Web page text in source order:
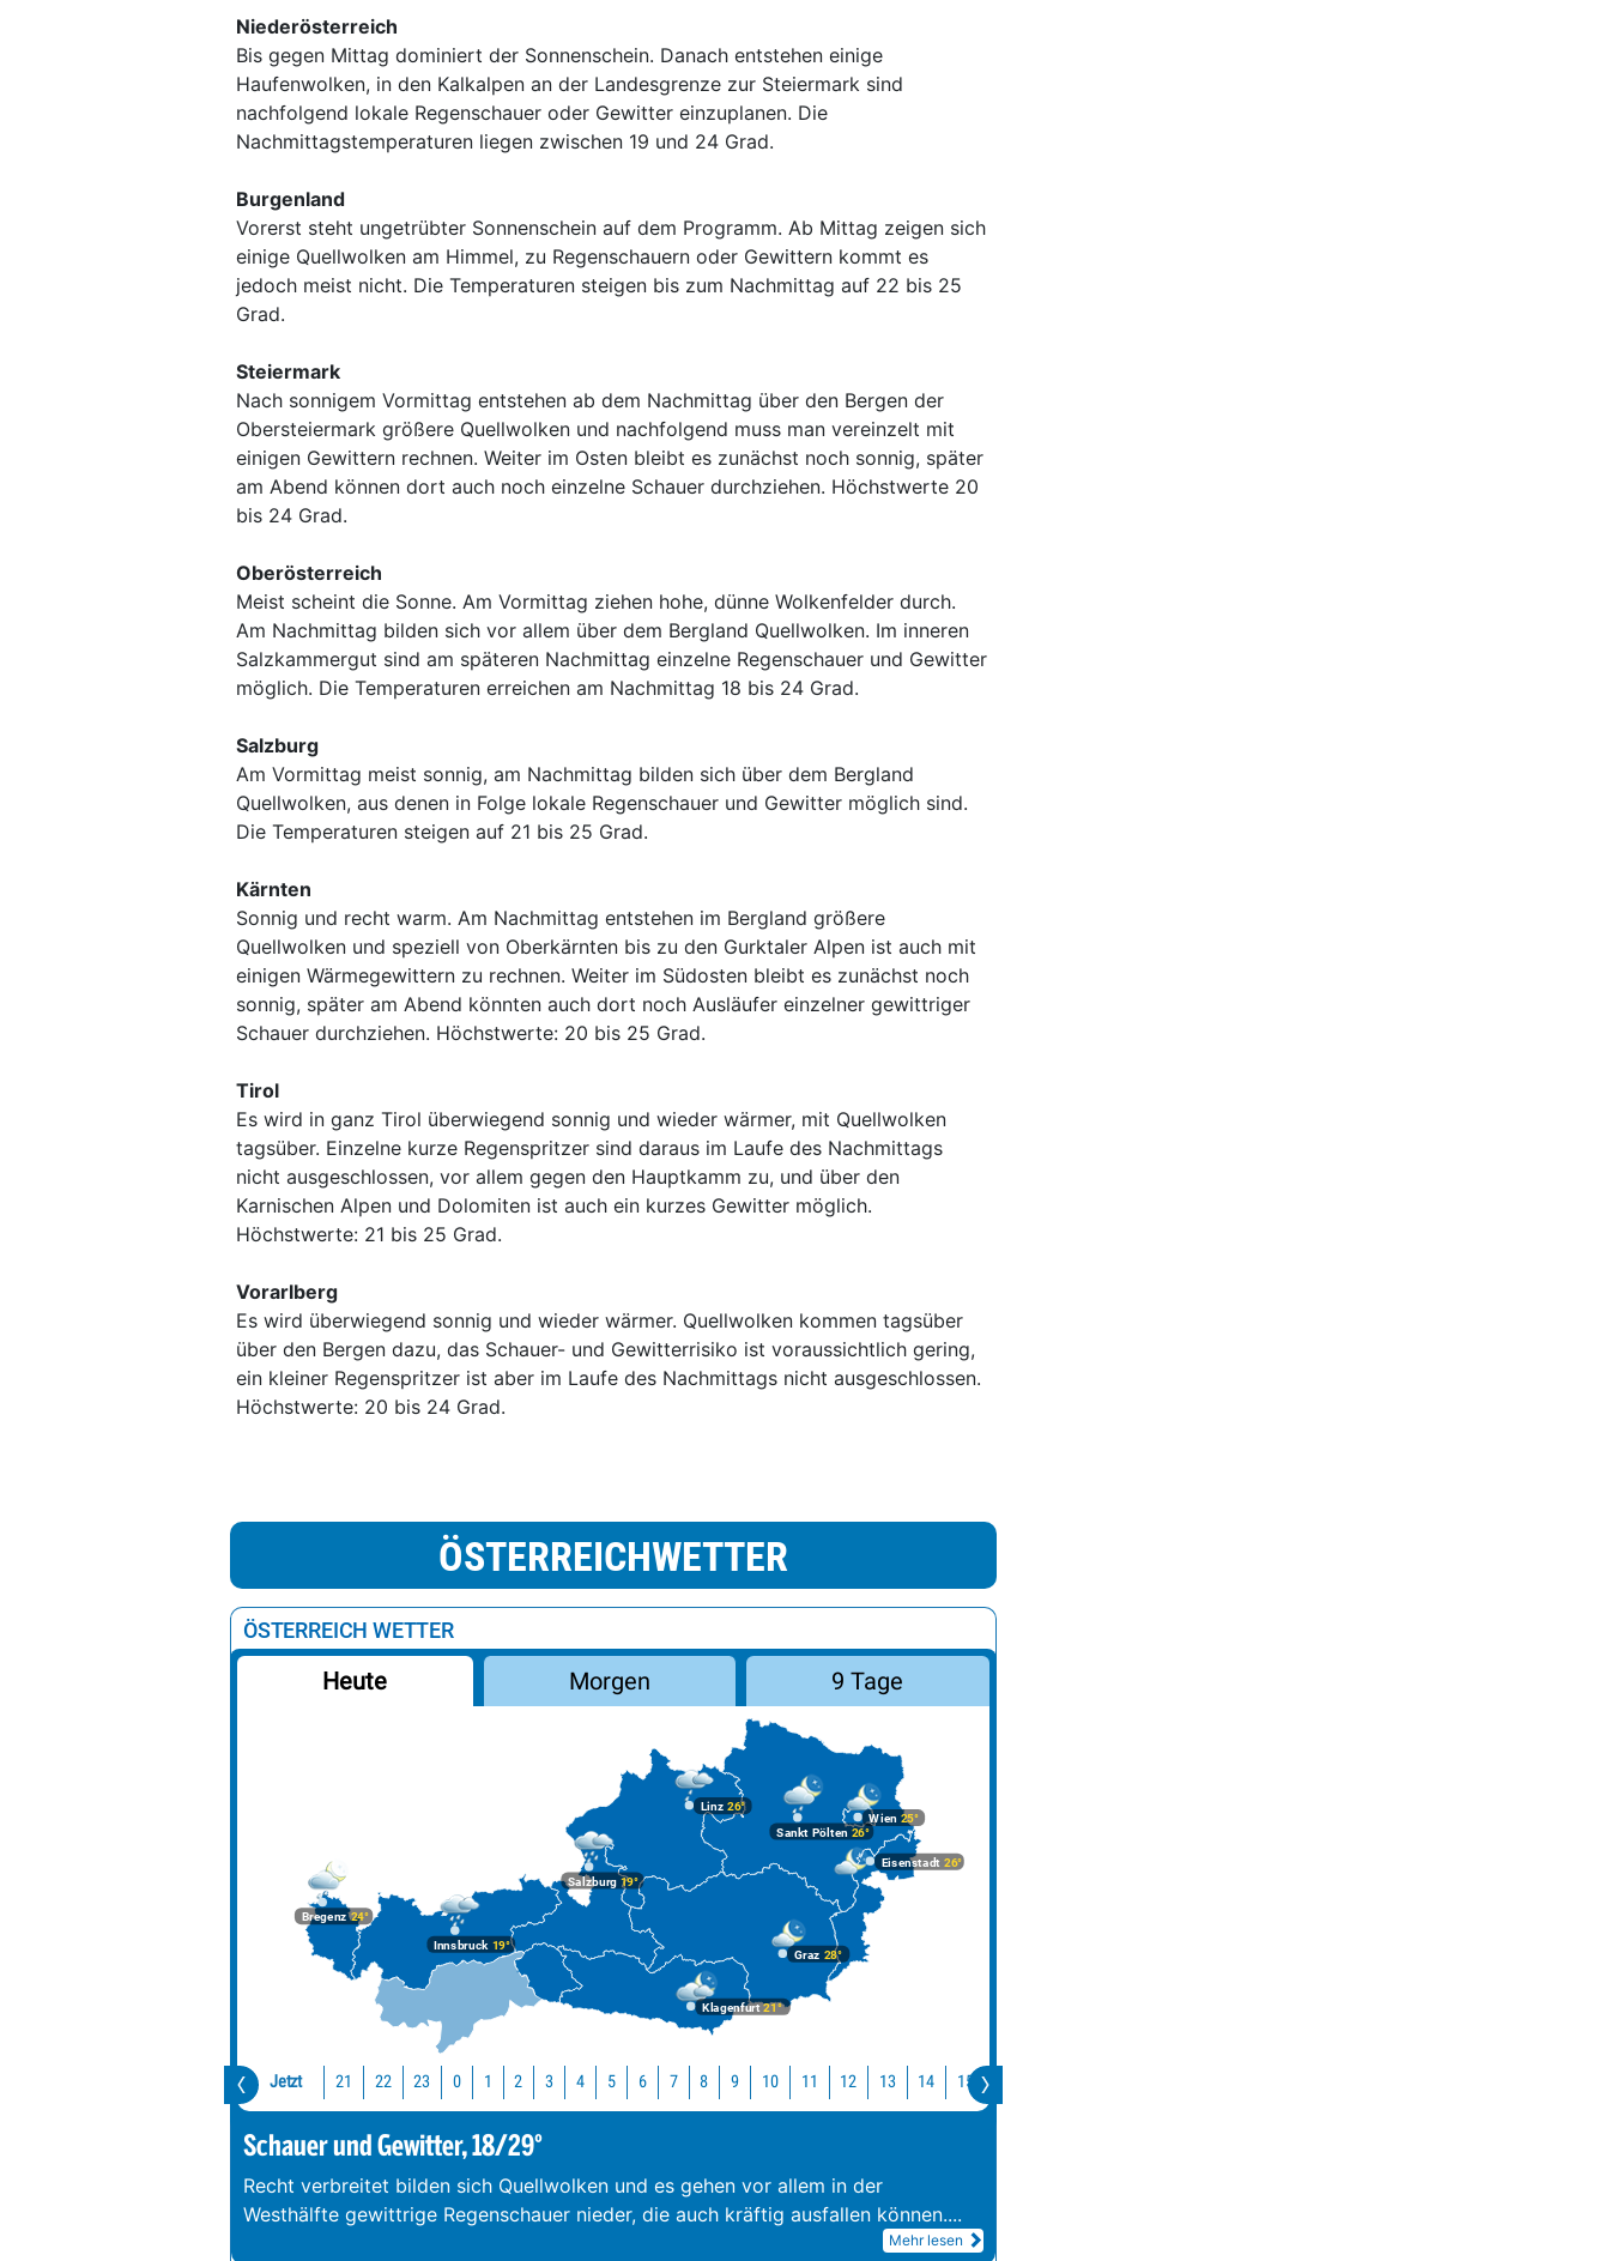
Niederösterreich
Bis gegen Mittag dominiert der Sonnenschein. Danach entstehen einige
Haufenwolken, in den Kalkalpen an der Landesgrenze zur Steiermark sind
nachfolgend lokale Regenschauer oder Gewitter einzuplanen. Die
Nachmittagstemperaturen liegen zwischen 19 und 24 Grad.
Burgenland
Vorerst steht ungetrübter Sonnenschein auf dem Programm. Ab Mittag zeigen sich
einige Quellwolken am Himmel, zu Regenschauern oder Gewittern kommt es
jedoch meist nicht. Die Temperaturen steigen bis zum Nachmittag auf 22 bis 25
Grad.
Steiermark
Nach sonnigem Vormittag entstehen ab dem Nachmittag über den Bergen der
Obersteiermark größere Quellwolken und nachfolgend muss man vereinzelt mit
einigen Gewittern rechnen. Weiter im Osten bleibt es zunächst noch sonnig, später
am Abend können dort auch noch einzelne Schauer durchziehen. Höchstwerte 20
bis 24 Grad.
Oberösterreich
Meist scheint die Sonne. Am Vormittag ziehen hohe, dünne Wolkenfelder durch.
Am Nachmittag bilden sich vor allem über dem Bergland Quellwolken. Im inneren
Salzkammergut sind am späteren Nachmittag einzelne Regenschauer und Gewitter
möglich. Die Temperaturen erreichen am Nachmittag 18 bis 24 Grad.
Salzburg
Am Vormittag meist sonnig, am Nachmittag bilden sich über dem Bergland
Quellwolken, aus denen in Folge lokale Regenschauer und Gewitter möglich sind.
Die Temperaturen steigen auf 21 bis 25 Grad.
Kärnten
Sonnig und recht warm. Am Nachmittag entstehen im Bergland größere
Quellwolken und speziell von Oberkärnten bis zu den Gurktaler Alpen ist auch mit
einigen Wärmegewittern zu rechnen. Weiter im Südosten bleibt es zunächst noch
sonnig, später am Abend könnten auch dort noch Ausläufer einzelner gewittriger
Schauer durchziehen. Höchstwerte: 20 bis 25 Grad.
Tirol
Es wird in ganz Tirol überwiegend sonnig und wieder wärmer, mit Quellwolken
tagsüber. Einzelne kurze Regenspritzer sind daraus im Laufe des Nachmittags
nicht ausgeschlossen, vor allem gegen den Hauptkamm zu, und über den
Karnischen Alpen und Dolomiten ist auch ein kurzes Gewitter möglich.
Höchstwerte: 21 bis 25 Grad.
Vorarlberg
Es wird überwiegend sonnig und wieder wärmer. Quellwolken kommen tagsüber
über den Bergen dazu, das Schauer- und Gewitterrisiko ist voraussichtlich gering,
ein kleiner Regenspritzer ist aber im Laufe des Nachmittags nicht ausgeschlossen.
Höchstwerte: 20 bis 24 Grad.
ÖSTERREICHWETTER
ÖSTERREICH WETTER
Heute Morgen 9 Tage
Bregenz24°
Graz 28°
Innsbruck19°
Klagenfurt21°
Linz 26°
Salzburg19°
Wien 25°
Eisenstadt 26°
Sankt Pölten 26°
Jetzt 21 22 23 0 1 2 3 4 5 6 7 8 9 10 11 12 13 14 15
Schauer und Gewitter, 18/29°
Recht verbreitet bilden sich Quellwolken und es gehen vor allem in der
Westhälfte gewittrige Regenschauer nieder, die auch kräftig ausfallen können....
Mehr lesen